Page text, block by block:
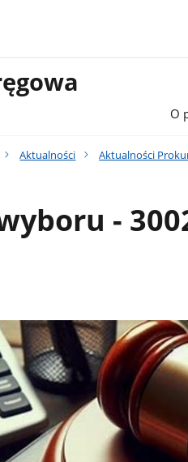
O
Aktualności Aktualności
-